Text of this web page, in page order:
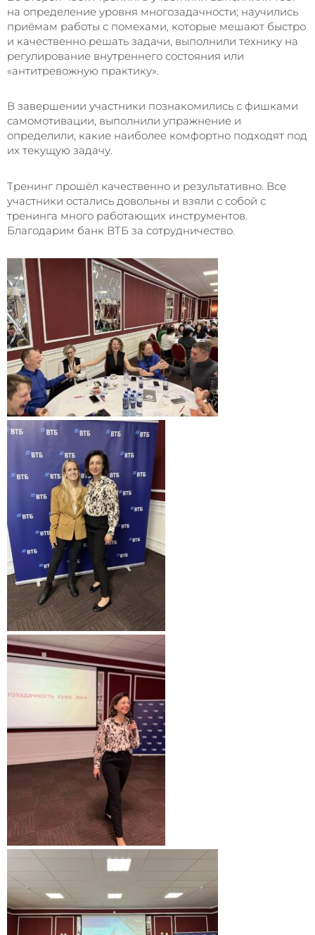
на определение уровня многозадачности; научились
приёмам работы с помехами, которые мешают быстро
и качественно решать задачи, выполнили технику на
регулирование внутреннего состояния или
«антитревожную практику».
В завершении участники познакомились с фишками
самомотивации, выполнили упражнение и
определили, какие наиболее комфортно подходят под
их текущую задачу.
Тренинг прошёл качественно и результативно. Все
участники остались довольны и взяли с собой с
тренинга много работающих инструментов.
Благодарим банк ВТБ за сотрудничество.